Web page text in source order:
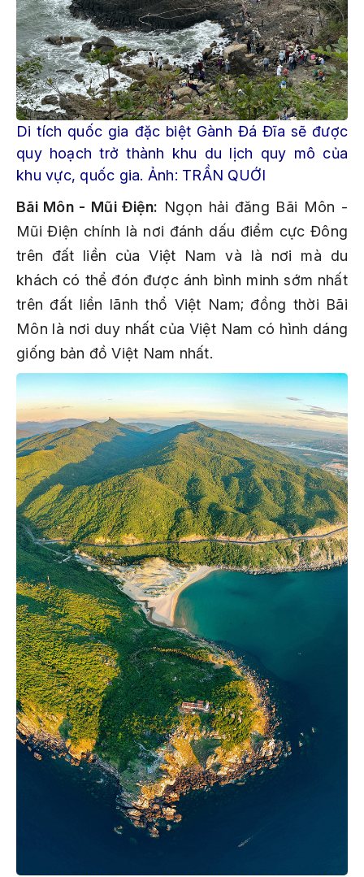
Di tích quốc gia đặc biệt Gành Đá Đĩa sẽ được
quy hoạch trở thành khu du lịch quy mô của
khu vực, quốc gia. Ảnh: TRẦN QUỚI
Bãi Môn - Mũi Điện: Ngọn hải đăng Bãi Môn -
Mũi Điện chính là nơi đánh dấu điểm cực Đông
trên đất liền của Việt Nam và là nơi mà du
khách có thể đón được ánh bình minh sớm nhất
trên đất liền lãnh thổ Việt Nam; đồng thời Bãi
Môn là nơi duy nhất của Việt Nam có hình dáng
giống bản đồ Việt Nam nhất.